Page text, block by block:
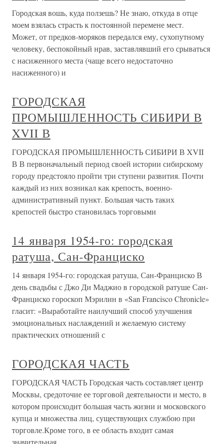
Городская вошь, куда ползешь? Не знаю, откуда в отце
моем взялась страсть к постоянной перемене мест.
Может, от предков-моряков передался ему, сухопутному
человеку, беспокойный нрав, заставлявший его срываться
с насиженного места (чаще всего недостаточно
насиженного) и
ГОРОДСКАЯ
ПРОМЫШЛЕННОСТЬ СИБИРИ В
XVII В
ГОРОДСКАЯ ПРОМЫШЛЕННОСТЬ СИБИРИ В XVII
В В первоначальный период своей истории сибирскому
городу предстояло пройти три ступени развития. Почти
каждый из них возникал как крепость, военно-
административный пункт. Большая часть таких
крепостей быстро становилась торговыми
14 января 1954-го: городская
ратуша, Сан-Франциско
14 января 1954-го: городская ратуша, Сан-Франциско В
день свадьбы с Джо Ди Маджио в городской ратуше Сан-
Франциско гороскоп Мэрилин в «San Francisco Chronicle»
гласит: «Выработайте наилучший способ улучшения
эмоциональных наслаждений и желаемую систему
практических отношений с
ГОРОДСКАЯ ЧАСТЬ
ГОРОДСКАЯ ЧАСТЬ Городская часть составляет центр
Москвы, средоточие ее торговой деятельности и место, в
котором происходит большая часть жизни и московского
купца и множества лиц, существующих службою при
торговле.Кроме того, в ее область входит самая
значительная